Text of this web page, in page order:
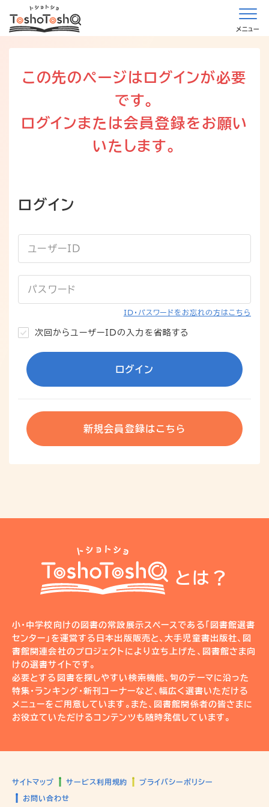
メニュー
この先のページはログインが必要
です。
ログインまたは会員登録をお願い
いたします。
ログイン
ID・パスワードをお忘れの方はこちら
次回からユーザーIDの入力を省略する
ログイン
新規会員登録はこちら
とは？
小・中学校向けの図書の常設展示スペースである「図書館選書
センター」を運営する日本出版販売と、大手児童書出版社、図
書館関連会社のプロジェクトにより立ち上げた、図書館さま向
けの選書サイトです。
必要とする図書を探しやすい検索機能、旬のテーマに沿った
特集・ランキング・新刊コーナーなど、幅広く選書いただける
メニューをご用意しています。また、図書館関係者の皆さまに
お役立ていただけるコンテンツも随時発信しています。
サイトマップ サービス利用規約 プライバシーポリシー
お問い合わせ